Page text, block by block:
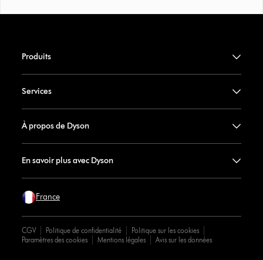
Produits
Services
À propos de Dyson
En savoir plus avec Dyson
France
CGV Politique de confidentialité
Politique sur les cookies
Paramètres des cookies
Mentions légales Avis sur les données